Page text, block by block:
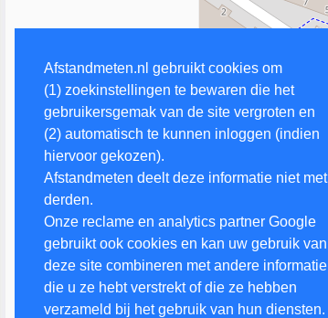
Afstandmeten.nl gebruikt cookies om
(1) zoekinstellingen te bewaren die het
gebruikersgemak van de site vergroten en
(2) automatisch te kunnen inloggen (indien
hiervoor gekozen).
Afstandmeten deelt deze informatie niet met
derden.
Onze reclame en analytics partner Google
gebruikt ook cookies en kan uw gebruik van
deze site combineren met andere informatie
die u ze hebt verstrekt of die ze hebben
verzameld bij het gebruik van hun diensten.